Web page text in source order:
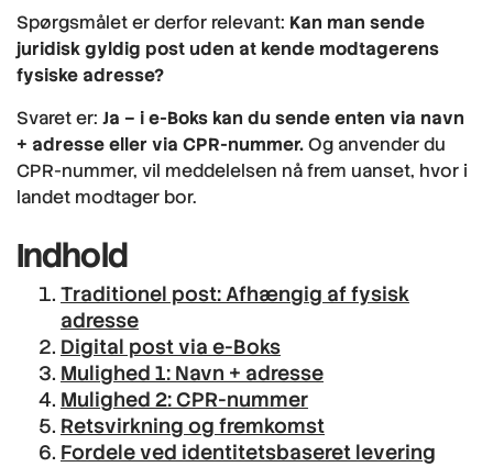
Spørgsmålet er derfor relevant: Kan man sende
juridisk gyldig post uden at kende modtagerens
fysiske adresse?
Svaret er: Ja – i e-Boks kan du sende enten via navn
+ adresse eller via CPR-nummer.Og anvender du
CPR-nummer, vil meddelelsen nå frem uanset, hvor i
landet modtager bor.
Indhold
Traditionel post: Afhængig af fysisk
adresse
Digital post via e-Boks
Mulighed 1: Navn + adresse
Mulighed 2: CPR-nummer
Retsvirkning og fremkomst
Fordele ved identitetsbaseret levering